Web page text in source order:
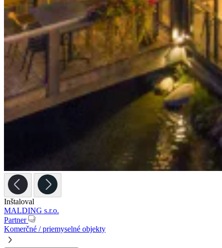
Inštaloval
MALDING s.r.o.
Partner
Komerčné / priemyselné objekty